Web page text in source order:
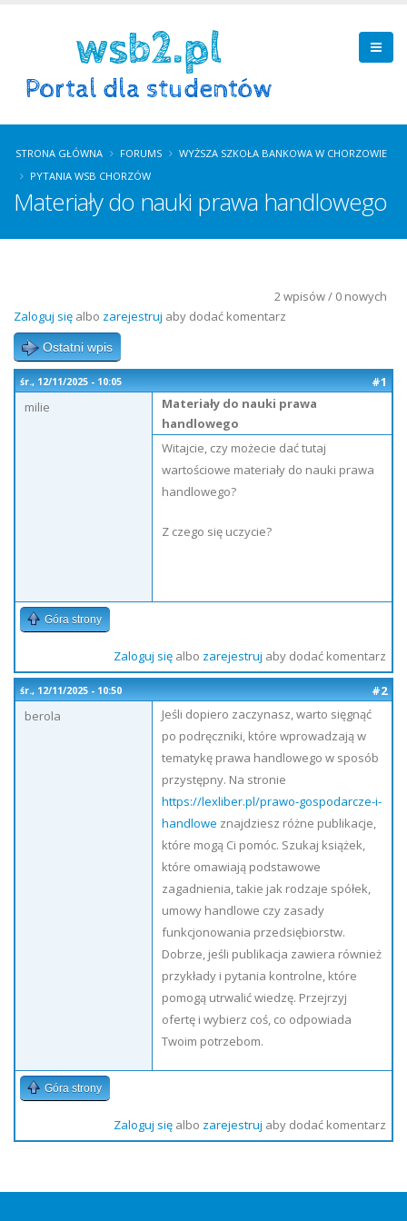
STRONA GŁÓWNA FORUMS
WYŻSZA SZKOŁA BANKOWA W CHORZOWIE
PYTANIA WSB CHORZÓW
Materiały do nauki prawa handlowego
2 wpisów / 0 nowych
Zaloguj się albo zarejestruj aby dodać komentarz
Ostatni wpis
śr., 12/11/2025 - 10:05
#1
milie
Materiały do nauki prawa
handlowego
Witajcie, czy możecie dać tutaj
wartościowe materiały do nauki prawa
handlowego?
Z czego się uczycie?
Góra strony
Zaloguj sięalbo zarejestruj aby dodać komentarz
śr., 12/11/2025 - 10:50
#2
berola
Jeśli dopiero zaczynasz, warto sięgnąć
po podręczniki, które wprowadzają w
tematykę prawa handlowego w sposób
przystępny. Na stronie
https://lexliber.pl/prawo-gospodarcze-i-
handlowe znajdziesz różne publikacje,
które mogą Ci pomóc. Szukaj książek,
które omawiają podstawowe
zagadnienia, takie jak rodzaje spółek,
umowy handlowe czy zasady
funkcjonowania przedsiębiorstw.
Dobrze, jeśli publikacja zawiera również
przykłady i pytania kontrolne, które
pomogą utrwalić wiedzę. Przejrzyj
ofertę i wybierz coś, co odpowiada
Twoim potrzebom.
Góra strony
Zaloguj sięalbo zarejestruj aby dodać komentarz